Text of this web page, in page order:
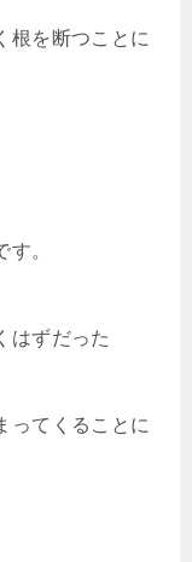
根を断つことに
。
はずだった
ってくることに